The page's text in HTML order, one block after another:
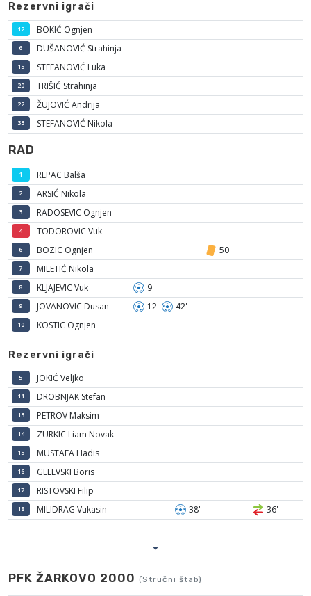
Rezervni igrači
12 BOKIĆ Ognjen
6 DUŠANOVIĆ Strahinja
15 STEFANOVIĆ Luka
20 TRIŠIĆ Strahinja
22 ŽUJOVIĆ Andrija
33 STEFANOVIĆ Nikola
RAD
1 REPAC Balša
2 ARSIĆ Nikola
3 RADOSEVIC Ognjen
4 TODOROVIC Vuk
6 BOZIC Ognjen 50'
7 MILETIĆ Nikola
8 KLJAJEVIC Vuk 9'
9 JOVANOVIC Dusan 12' 42'
10 KOSTIC Ognjen
Rezervni igrači
5 JOKIĆ Veljko
11 DROBNJAK Stefan
13 PETROV Maksim
14 ZURKIC Liam Novak
15 MUSTAFA Hadis
16 GELEVSKI Boris
17 RISTOVSKI Filip
18 MILIDRAG Vukasin 38' 36'
PFK ŽARKOVO 2000 (Stručni štab)